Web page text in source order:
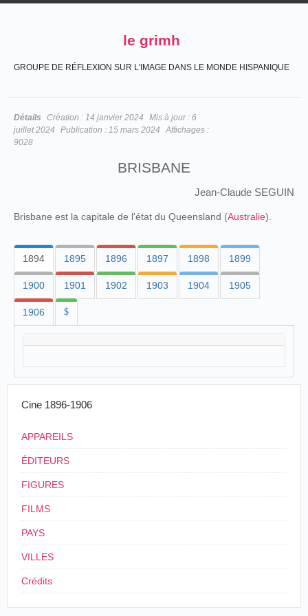
le grimh
GROUPE DE RÉFLEXION SUR L'IMAGE DANS LE MONDE HISPANIQUE
Détails Création : 14 janvier 2024 Mis à jour : 6
juillet 2024
Publication : 15 mars 2024
Affichages :
9028
BRISBANE
Jean-Claude SEGUIN
Brisbane est la capitale de l'état du Queensland (Australie).
1894 1895 1896 1897 1898 1899
1900 1901 1902 1903 1904 1905
1906 $
Cine 1896-1906
APPAREILS
ÉDITEURS
FIGURES
FILMS
PAYS
VILLES
Crédits